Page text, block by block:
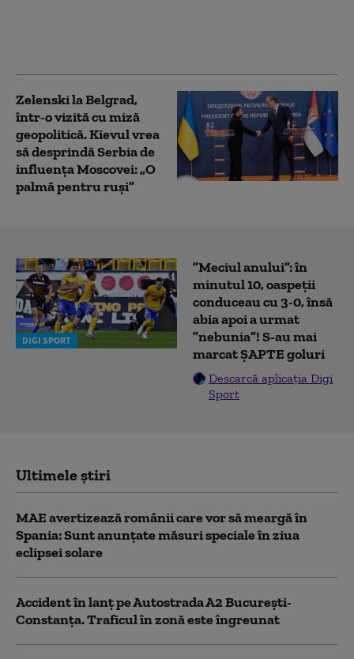
Zelenski la Belgrad,
într-o vizită cu miză
geopolitică. Kievul vrea
să desprindă Serbia de
influența Moscovei: „O
palmă pentru ruși”
DIGI SPORT
”Meciul anului”: în
minutul 10, oaspeții
conduceau cu 3-0, însă
abia apoi a urmat
”nebunia”! S-au mai
marcat ȘAPTE goluri
Descarcă aplicația Digi
Sport
Ultimele știri
MAE avertizează românii care vor să meargă în
Spania: Sunt anunțate măsuri speciale în ziua
eclipsei solare
Accident în lanț pe Autostrada A2 București-
Constanța. Traficul în zonă este îngreunat